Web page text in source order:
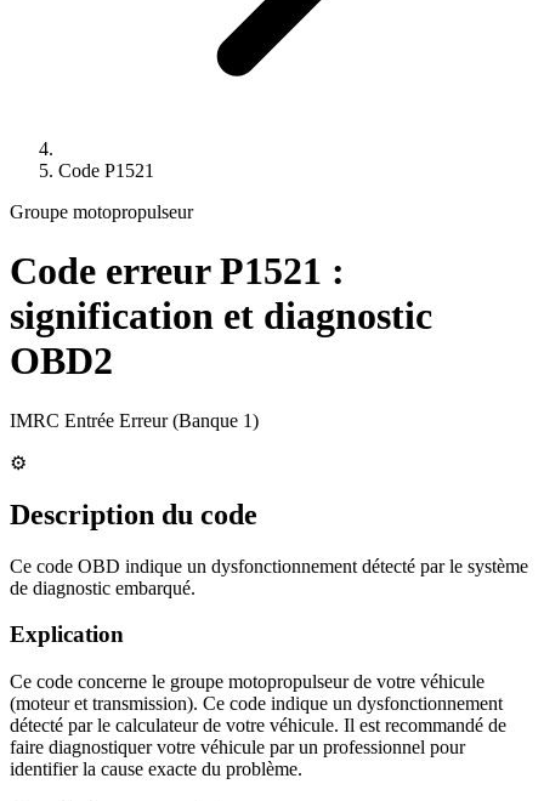
Code P1521
Groupe motopropulseur
Code erreurP1521 :
signification et diagnostic
OBD2
IMRC Entrée Erreur (Banque 1)
⚙️
Description du code
Ce code OBD indique un dysfonctionnement détecté par le système
de diagnostic embarqué.
Explication
Ce code concerne le groupe motopropulseur de votre véhicule
(moteur et transmission). Ce code indique un dysfonctionnement
détecté par le calculateur de votre véhicule. Il est recommandé de
faire diagnostiquer votre véhicule par un professionnel pour
identifier la cause exacte du problème.